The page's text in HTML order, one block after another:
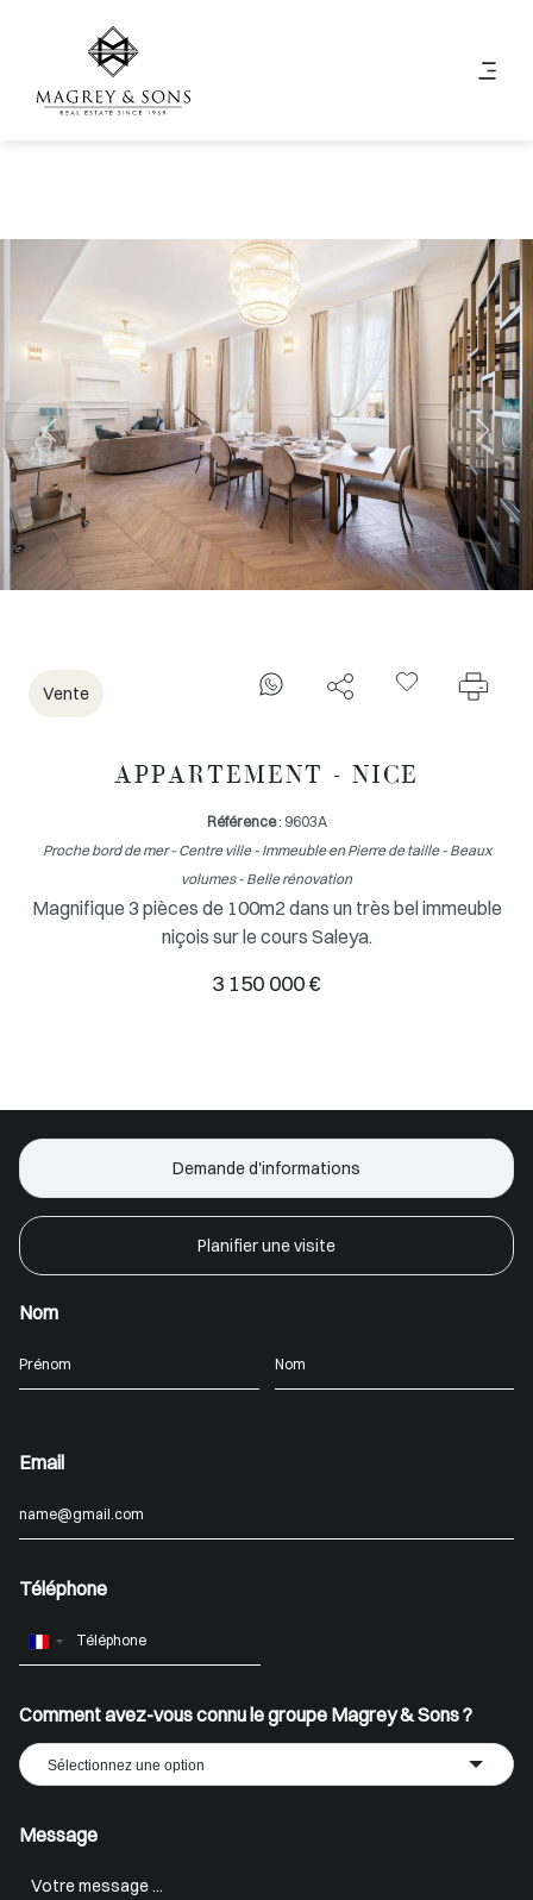
Vente
APPARTEMENT - NICE
Référence: 9603A
Proche bord de mer - Centre ville - Immeuble en Pierre de taille - Beaux
volumes - Belle rénovation
Magnifique 3 pièces de 100m2 dans un très bel immeuble
niçois sur le cours Saleya.
3 150 000 €
Demande d'informations
Planifier une visite
Nom
Email
Téléphone
France
Comment avez-vous connu le groupe Magrey & Sons ?
Sélectionnez une option
Message